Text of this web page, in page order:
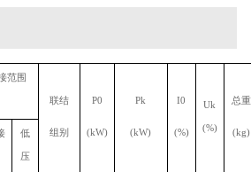
范围
联结
组别
P0
(kW)
Pk
(kW)
I0
(%)
Uk
(%)
总重
(kg)
低
压